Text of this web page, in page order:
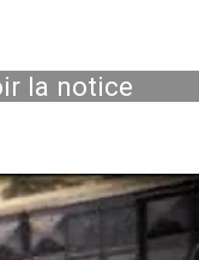
la notice